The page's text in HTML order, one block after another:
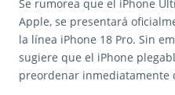
Se rumorea que el iPhone
Apple, se presentará
la línea iPhone 18 Pro. Sin
sugiere que el iPhone
preordenar inmediatamente